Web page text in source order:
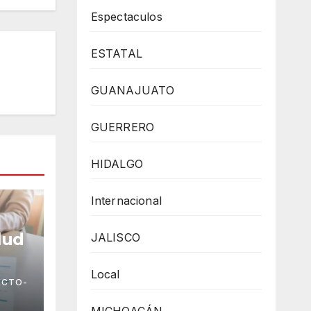
Espectaculos
ESTATAL
GUANAJUATO
GUERRERO
HIDALGO
Internacional
JALISCO
Local